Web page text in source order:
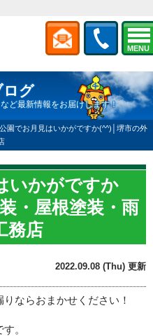
MENU
ログ
ど最新情報をお届けします！
園でお月見はいかがですか(^^)│堺市の外
いかがですか
・屋根塗装・雨
務店
2022.09.08 (Thu) 更新
ならおまかせください！
。